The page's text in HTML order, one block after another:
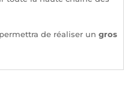
de réaliser un gros